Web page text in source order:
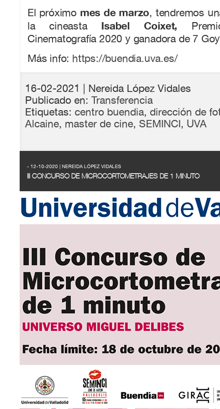
El próximo mes de marzo, tendremos
la cineasta Isabel Coixet,
Cinematografía 2020 y ganadora de 7
Más info: https://buendia.uva.es/
16-02-2021 | Nereida López Vidales
Publicado en: Transferencia
Etiquetas: centro buendia, dirección de
Alcaine, master de cine, SEMINCI, UVA
- 12-10-2020 | NEREIDA LÓPEZ VIDALES
III CONCURSO DE MICROCORTOMETRAJES DE 1 MINUTO